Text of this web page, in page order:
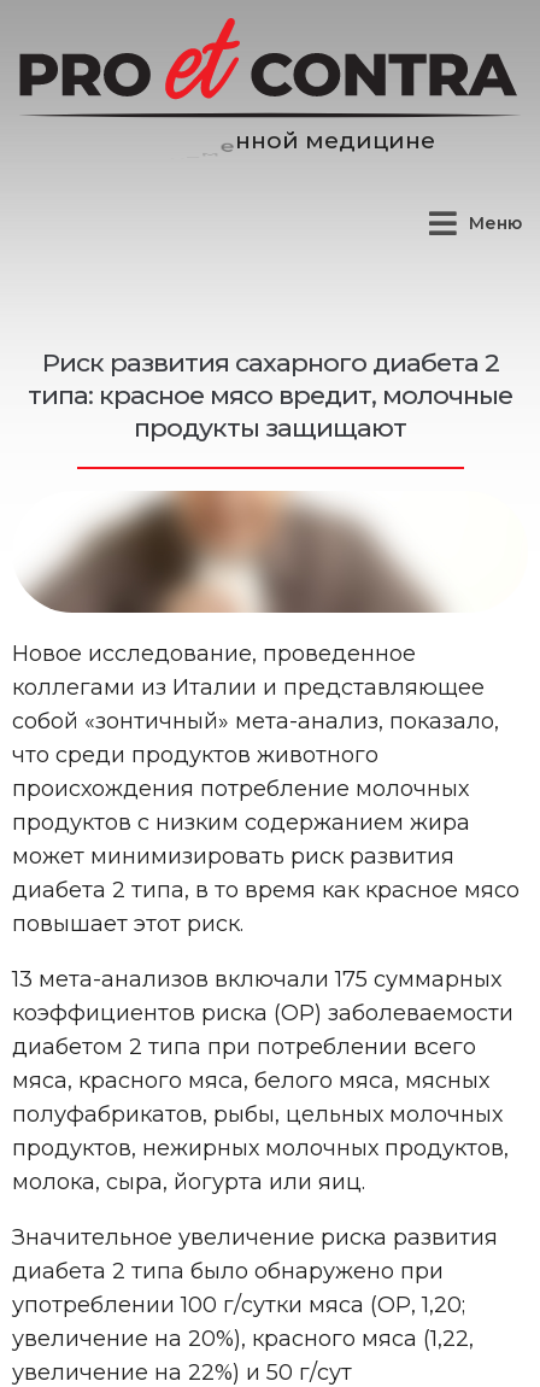
едицине
Меню
Риск развития сахарного диабета 2
типа: красное мясо вредит, молочные
продукты защищают
Новое исследование, проведенное
коллегами из Италии и представляющее
собой «зонтичный» мета-анализ, показало,
что среди продуктов животного
происхождения потребление молочных
продуктов с низким содержанием жира
может минимизировать риск развития
диабета 2 типа, в то время как красное мясо
повышает этот риск.
13 мета-анализов включали 175 суммарных
коэффициентов риска (ОР) заболеваемости
диабетом 2 типа при потреблении всего
мяса, красного мяса, белого мяса, мясных
полуфабрикатов, рыбы, цельных молочных
продуктов, нежирных молочных продуктов,
молока, сыра, йогурта или яиц.
Значительное увеличение риска развития
диабета 2 типа было обнаружено при
употреблении 100 г/сутки мяса (ОР, 1,20;
увеличение на 20%), красного мяса (1,22,
увеличение на 22%) и 50 г/сут